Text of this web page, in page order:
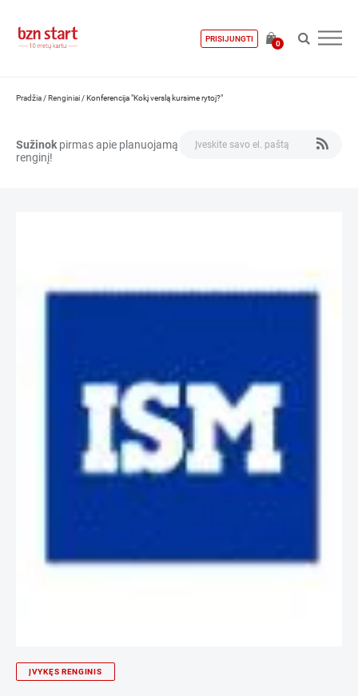
PRISIJUNGTI
0
Pradžia /Renginiai /Konferencija "Kokį verslą kursime rytoj?"
Sužinok pirmas apie planuojamą
renginį!
ĮVYKĘS RENGINIS